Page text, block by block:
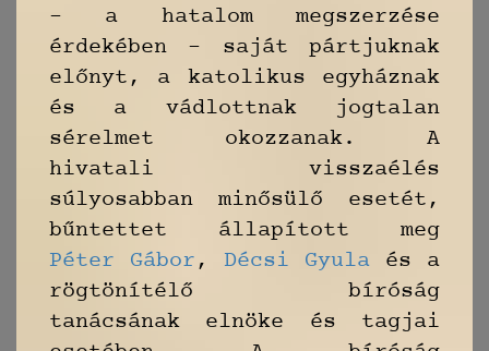
– a hatalom megszerzése
érdekében – saját pártjuknak
előnyt, a katolikus egyháznak
és a vádlottnak jogtalan
sérelmet okozzanak. A
hivatali visszaélés
súlyosabban minősülő esetét,
bűntettet állapított meg
Péter Gábor, Décsi Gyula és a
rögtönítélő bíróság
tanácsának elnöke és tagjai